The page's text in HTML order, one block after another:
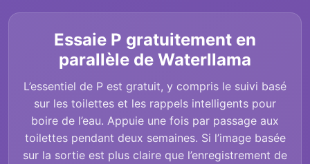
Essaie P gratuitement en
parallèle de Waterllama
L’essentiel de P est gratuit, y compris le suivi basé
sur les toilettes et les rappels intelligents pour
boire de l’eau. Appuie une fois par passage aux
toilettes pendant deux semaines. Si l’image basée
sur la sortie est plus claire que l’enregistrement de